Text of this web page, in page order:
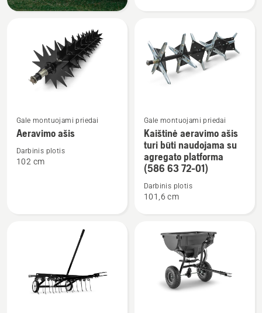
Žiūrėti
daugiau
detalių
apie
Gale montuojami priedai
Aeravimo ašis
Darbinis plotis
102 cm
Žiūrėti
daugiau
detalių
apie
aeravimo
naudojama
agregato
platforma
Gale montuojami priedai
Kaištinė aeravimo ašis
turi būti naudojama su
agregato platforma
(586 63 72-01)
Darbinis plotis
101,6 cm